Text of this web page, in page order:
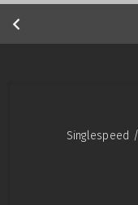
Singlespeed